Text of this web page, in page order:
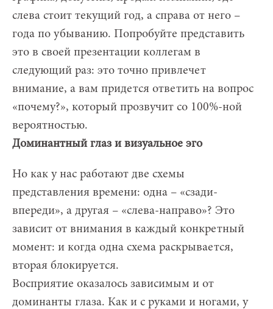
слева стоит текущий год, а справа от него –
года по убыванию. Попробуйте представить
это в своей презентации коллегам в
следующий раз: это точно привлечет
внимание, а вам придется ответить на вопрос
«почему?», который прозвучит со 100%-ной
вероятностью.
Доминантный глаз и визуальное эго
Но как у нас работают две схемы
представления времени: одна – «сзади-
впереди», а другая – «слева-направо»? Это
зависит от внимания в каждый конкретный
момент: и когда одна схема раскрывается,
вторая блокируется.
Восприятие оказалось зависимым и от
доминанты глаза. Как и с руками и ногами, у